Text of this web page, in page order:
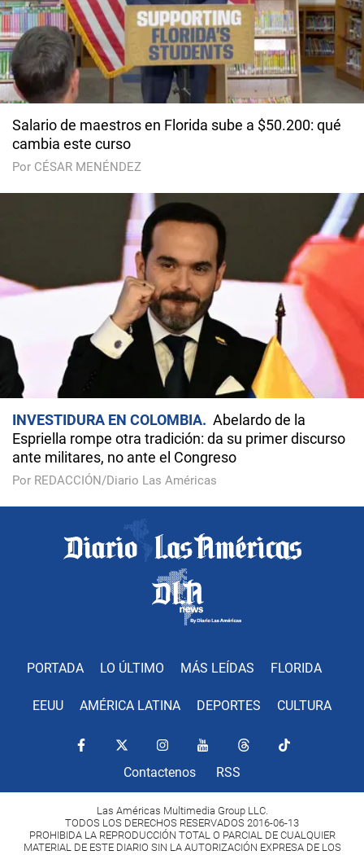
Salario de maestros en Florida sube a $50.200: qué
cambia este curso
Por CÉSAR MENÉNDEZ
INVESTIDURA EN COLOMBIA
Abelardo de la
Espriella rompe otra tradición: da su primer discurso
ante militares, no ante el Congreso
Por REDACCIÓN/Diario Las Américas
PORTADA LO ÚLTIMO MÁS LEÍDAS FLORIDA
EEUU AMÉRICA LATINA DEPORTES CULTURA
Contactenos RSS
Las Américas Multimedia Group LLC.
TODOS LOS DERECHOS RESERVADOS 2016-06-13
PROHIBIDA LA REPRODUCCIÓN TOTAL O PARCIAL DE CUALQUIER
MATERIAL DE ESTE DIARIO SIN LA AUTORIZACIÓN EXPRESA DE LOS